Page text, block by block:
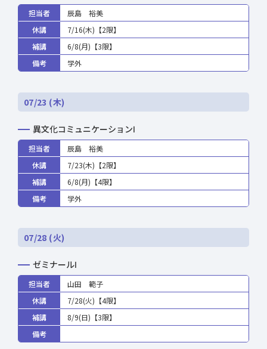
担当者
辰島 裕美
休講
7/16(木)【2限】
補講
6/8(月)【3限】
備考
学外
07/23 (木)
異文化コミュニケーションⅠ
担当者
辰島 裕美
休講
7/23(木)【2限】
補講
6/8(月)【4限】
備考
学外
07/28 (火)
ゼミナールⅠ
担当者
山田 範子
休講
7/28(火)【4限】
補講
8/9(日)【3限】
備考